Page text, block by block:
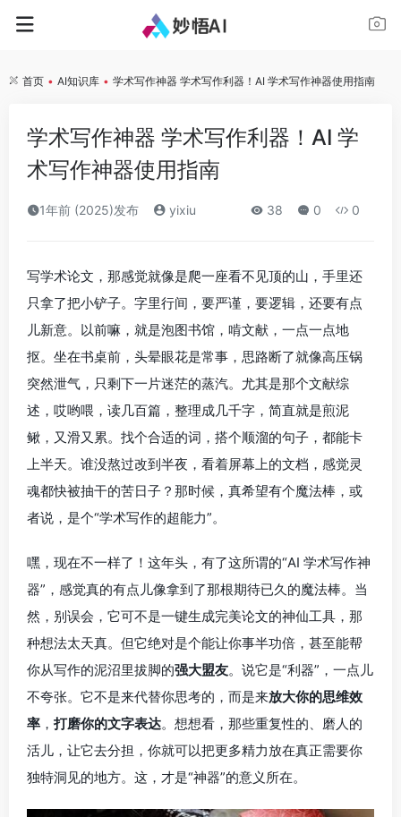
首页 • AI知识库 • 学术写作神器 学术写作利器！AI 学术写作神器使用指南
学术写作神器 学术写作利器！AI 学
术写作神器使用指南
1年前 (2025)发布 yixiu 38 0 0
写学术论文，那感觉就像是爬一座看不见顶的山，手里还
只拿了把小铲子。字里行间，要严谨，要逻辑，还要有点
儿新意。以前嘛，就是泡图书馆，啃文献，一点一点地
抠。坐在书桌前，头晕眼花是常事，思路断了就像高压锅
突然泄气，只剩下一片迷茫的蒸汽。尤其是那个文献综
述，哎哟喂，读几百篇，整理成几千字，简直就是煎泥
鳅，又滑又累。找个合适的词，搭个顺溜的句子，都能卡
上半天。谁没熬过改到半夜，看着屏幕上的文档，感觉灵
魂都快被抽干的苦日子？那时候，真希望有个魔法棒，或
者说，是个“学术写作的超能力”。
嘿，现在不一样了！这年头，有了这所谓的“AI 学术写作神
器”，感觉真的有点儿像拿到了那根期待已久的魔法棒。当
然，别误会，它可不是一键生成完美论文的神仙工具，那
种想法太天真。但它绝对是个能让你事半功倍，甚至能帮
你从写作的泥沼里拔脚的强大盟友。说它是“利器”，一点儿
不夸张。它不是来代替你思考的，而是来放大你的思维效
率 ， 打磨你的文字表达。想想看，那些重复性的、磨人的
活儿，让它去分担，你就可以把更多精力放在真正需要你
独特洞见的地方。这，才是“神器”的意义所在。